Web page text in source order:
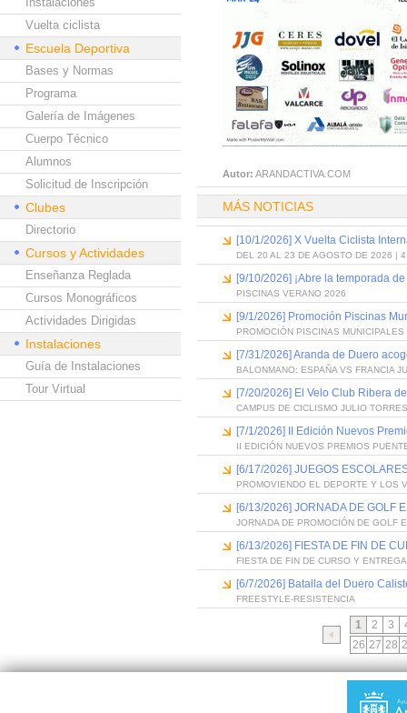
Vuelta ciclista
Escuela Deportiva
Bases y Normas
Programa
Galería de Imágenes
Cuerpo Técnico
Alumnos
Solicitud de Inscripción
Clubes
Directorio
Cursos y Actividades
Enseñanza Reglada
Cursos Monográficos
Actividades Dirigidas
Instalaciones
Guía de Instalaciones
Tour Virtual
Autor: ARANDACTIVA.COM
MÁS NOTICIAS
[10/1/2026] X Vuelta Ciclista
DEL 20 AL 23 DE AGOSTO DE 2026 | 4
[9/10/2026] ¡Abre la temporada
PISCINAS VERANO 2026
[9/1/2026] Promoción Piscinas
PROMOCIÓN PISCINAS
[7/31/2026] Aranda de Duero
BALONMANO: ESPAÑA VS FRANCIA
[7/20/2026] El Velo Club Ribera
CAMPUS DE CICLISMO JULIO
[7/1/2026] II Edición Nuevos
II EDICIÓN NUEVOS PREMIOS
[6/17/2026] JUEGOS
PROMOVIENDO EL DEPORTE Y LOS
[6/13/2026] JORNADA DE GOLF
JORNADA DE PROMOCIÓN DE GOLF
[6/13/2026] FIESTA DE FIN DE
FIESTA DE FIN DE CURSO Y
[6/7/2026] Batalla del Duero
FREESTYLE-RESISTENCIA
1 2 3
26 27 28